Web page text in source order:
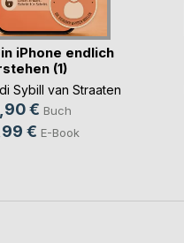
iPhone endlich
(1)
Sybill van Straaten
€ Buch
€ E-Book